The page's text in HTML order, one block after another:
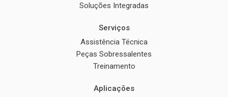
Soluções Integradas
Serviços
Assistência Técnica
Peças Sobressalentes
Treinamento
Aplicações